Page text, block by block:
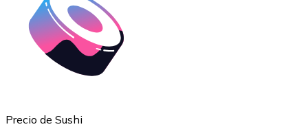
Ethereum
ETH
Precio de Sushi